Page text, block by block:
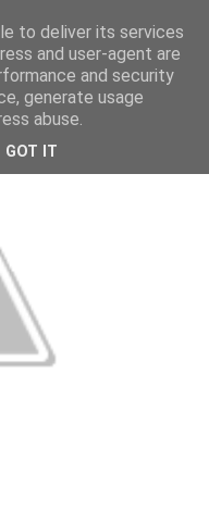
to deliver its services
and user-agent are
and security
generate usage
abuse.
GOT IT